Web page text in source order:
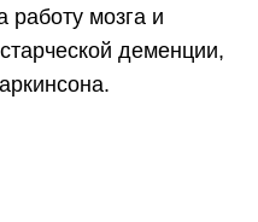
работу мозга и
деменции,